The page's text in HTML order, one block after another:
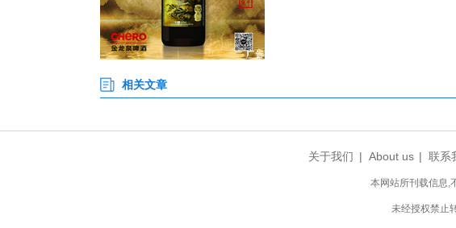
活力，哨升俱乐部负责人左爱平也在憧憬未
更多市民前来体验、消费”。
“园区年均接待观众、游客及健身群众超
示，将进一步丰富高品质产品与服务供给，